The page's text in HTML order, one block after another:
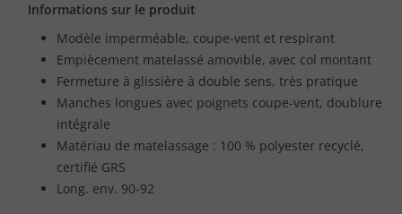
Informations sur le produit
Modèle imperméable, coupe-vent et respirant
Empiècement matelassé amovible, avec col montant
Fermeture à glissière à double sens, très pratique
Manches longues avec poignets coupe-vent, doublure
intégrale
Matériau de matelassage : 100 % polyester recyclé,
certifié GRS
Long. env. 90-92